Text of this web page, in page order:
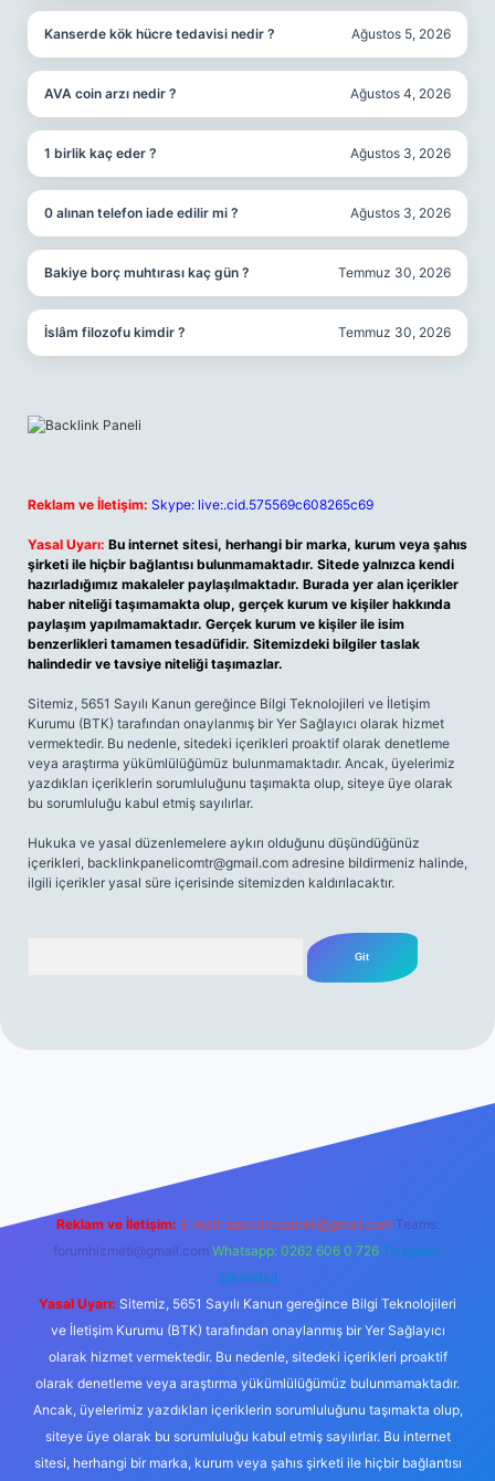
Kanserde kök hücre tedavisi nedir ? Ağustos 5, 2026
AVA coin arzı nedir ? Ağustos 4, 2026
1 birlik kaç eder ? Ağustos 3, 2026
0 alınan telefon iade edilir mi ? Ağustos 3, 2026
Bakiye borç muhtırası kaç gün ? Temmuz 30, 2026
İslâm filozofu kimdir ? Temmuz 30, 2026
Reklam ve İletişim: Skype: live:.cid.575569c608265c69
Yasal Uyarı: Bu internet sitesi, herhangi bir marka, kurum veya şahıs
şirketi ile hiçbir bağlantısı bulunmamaktadır. Sitede yalnızca kendi
hazırladığımız makaleler paylaşılmaktadır. Burada yer alan içerikler
haber niteliği taşımamakta olup, gerçek kurum ve kişiler hakkında
paylaşım yapılmamaktadır. Gerçek kurum ve kişiler ile isim
benzerlikleri tamamen tesadüfidir. Sitemizdeki bilgiler taslak
halindedir ve tavsiye niteliği taşımazlar.
Sitemiz, 5651 Sayılı Kanun gereğince Bilgi Teknolojileri ve İletişim
Kurumu (BTK) tarafından onaylanmış bir Yer Sağlayıcı olarak hizmet
vermektedir. Bu nedenle, sitedeki içerikleri proaktif olarak denetleme
veya araştırma yükümlülüğümüz bulunmamaktadır. Ancak, üyelerimiz
yazdıkları içeriklerin sorumluluğunu taşımakta olup, siteye üye olarak
bu sorumluluğu kabul etmiş sayılırlar.
Hukuka ve yasal düzenlemelere aykırı olduğunu düşündüğünüz
içerikleri, backlinkpanelicomtr@gmail.com adresine bildirmeniz halinde,
ilgili içerikler yasal süre içerisinde sitemizden kaldırılacaktır.
Reklam ve İletişim: E-mail: backlinkpaneli@gmail.com Teams:
forumhizmeti@gmail.com Whatsapp: 0262 606 0 726 Telegram:
@karabul
Yasal Uyarı: Sitemiz, 5651 Sayılı Kanun gereğince Bilgi Teknolojileri
ve İletişim Kurumu (BTK) tarafından onaylanmış bir Yer Sağlayıcı
olarak hizmet vermektedir. Bu nedenle, sitedeki içerikleri proaktif
olarak denetleme veya araştırma yükümlülüğümüz bulunmamaktadır.
Ancak, üyelerimiz yazdıkları içeriklerin sorumluluğunu taşımakta olup,
siteye üye olarak bu sorumluluğu kabul etmiş sayılırlar. Bu internet
sitesi, herhangi bir marka, kurum veya şahıs şirketi ile hiçbir bağlantısı